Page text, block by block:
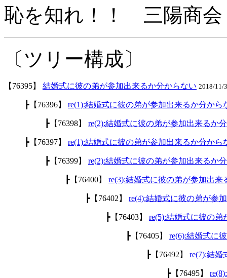
恥を知れ！！ 三陽商会
〔ツリー構成〕
【76395】 結婚式に彼の弟が参加出来るか分からない 2018/11/
┣【76396】 re(1):結婚式に彼の弟が参加出来るか分から
┣【76398】 re(2):結婚式に彼の弟が参加出来るか
┣【76397】 re(1):結婚式に彼の弟が参加出来るか分から
┣【76399】 re(2):結婚式に彼の弟が参加出来るか
┣【76400】 re(3):結婚式に彼の弟が参加出来
┣【76402】 re(4):結婚式に彼の弟が参
┣【76403】 re(5):結婚式に彼の
┣【76405】 re(6):結婚式に
┣【76492】 re(7):結婚
┣【76495】